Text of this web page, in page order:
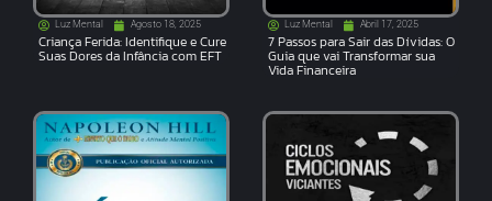
Luz Mental Agosto 18, 2025
Criança Ferida: Identifique e Cure
Suas Dores da Infância com EFT
Luz Mental Abril 17, 2025
7 Passos para Sair das Dívidas: O
Guia que vai Transformar sua
Vida Financeira